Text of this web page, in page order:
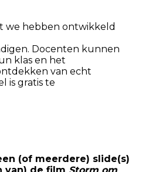
we hebben ontwikkeld
Docenten kunnen
klas en het
van echt
is gratis te
(of meerdere) slide(s)